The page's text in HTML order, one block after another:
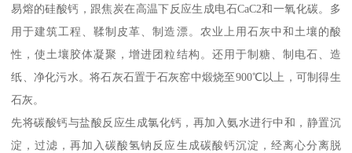
易熔的硅酸钙，跟焦炭在高温下反应生成电石CaC2和一氧化碳。多
用于建筑工程、鞣制皮革、制造漂。农业上用石灰中和土壤的酸
性，使土壤胶体凝聚，增进团粒结构。还用于制糖、制电石、造
纸、净化污水。将石灰石置于石灰窑中煅烧至900℃以上，可制得生
石灰。
先将碳酸钙与盐酸反应生成氯化钙，再加入氨水进行中和，静置沉
淀，过滤，再加入碳酸氢钠反应生成碳酸钙沉淀，经离心分离脱